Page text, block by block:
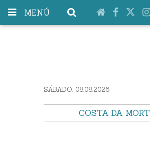
MENÚ
SÁBADO. 08.08.2026
COSTA DA